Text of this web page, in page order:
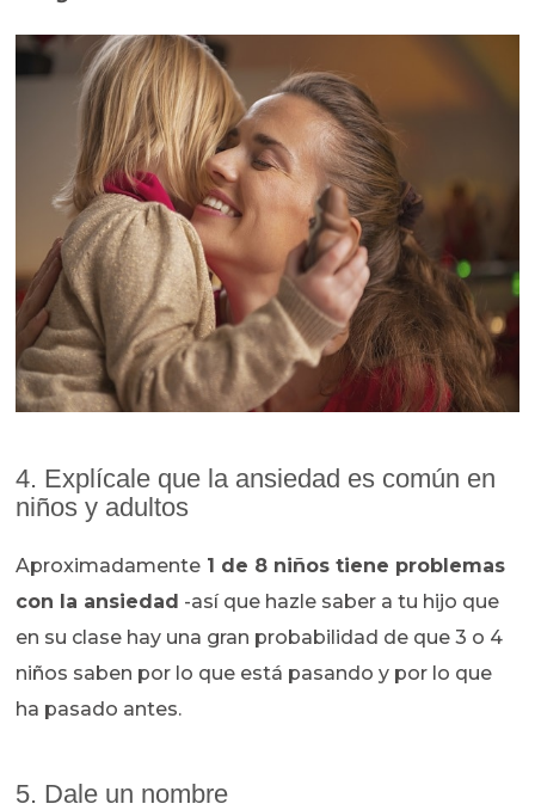
4. Explícale que la ansiedad es común en
niños y adultos
Aproximadamente 1 de 8 niños tiene problemas
con la ansiedad -así que hazle saber a tu hijo que
en su clase hay una gran probabilidad de que 3 o 4
niños saben por lo que está pasando y por lo que
ha pasado antes.
5. Dale un nombre